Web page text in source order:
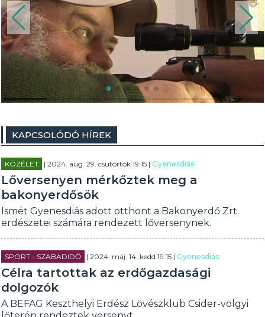
KAPCSOLÓDÓ HÍREK
KÖZÉLET | 2024. aug. 29. csütörtök 19:15 |Gyenesdiás
Lőversenyen mérkőztek meg a
bakonyerdősök
Ismét Gyenesdiás adott otthont a Bakonyerdő Zrt.
erdészetei számára rendezett lőversenynek.
SPORT - SZABADIDŐ | 2024. máj. 14. kedd 19:15 |Gyenesdiás
Célra tartottak az erdőgazdasági
dolgozók
A BEFAG Keszthelyi Erdész Lövészklub Csider-völgyi